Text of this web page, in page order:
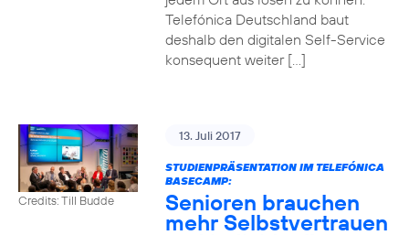
Telefónica Deutschland baut
deshalb den digitalen Self-Service
konsequent weiter […]
Credits: Till Budde
13. Juli 2017
STUDIENPRÄSENTATION IM TELEFÓNICA
BASECAMP:
Senioren brauchen
mehr Selbstvertrauen